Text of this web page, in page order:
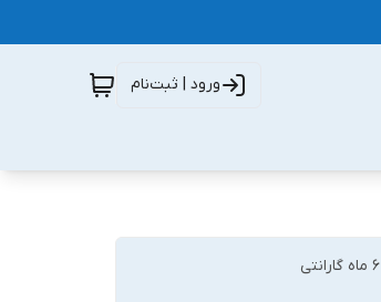
ورود | ثبت‌نام
6 ماه گارانتی